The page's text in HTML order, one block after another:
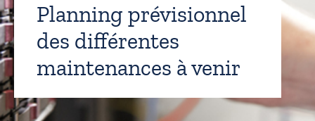
Planning prévisionnel
des différentes
maintenances à venir